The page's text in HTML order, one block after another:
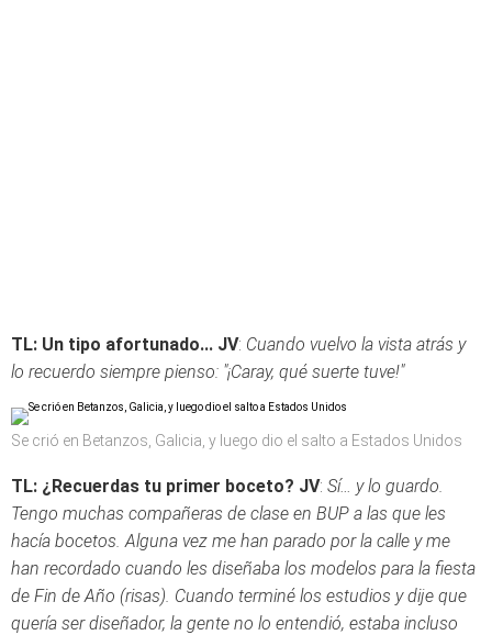
TL: Un tipo afortunado... JV: Cuando vuelvo la vista atrás y
lo recuerdo siempre pienso: "¡Caray, qué suerte tuve!"
Se crió en Betanzos, Galicia, y luego dio el salto a Estados Unidos
TL: ¿Recuerdas tu primer boceto? JV: Sí… y lo guardo.
Tengo muchas compañeras de clase en BUP a las que les
hacía bocetos. Alguna vez me han parado por la calle y me
han recordado cuando les diseñaba los modelos para la fiesta
de Fin de Año (risas). Cuando terminé los estudios y dije que
quería ser diseñador, la gente no lo entendió, estaba incluso